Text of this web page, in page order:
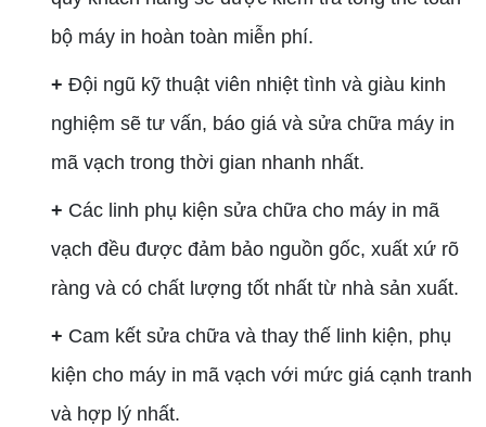
bộ máy in hoàn toàn miễn phí.
+ Đội ngũ kỹ thuật viên nhiệt tình và giàu kinh
nghiệm sẽ tư vấn, báo giá và sửa chữa máy in
mã vạch trong thời gian nhanh nhất.
+ Các linh phụ kiện sửa chữa cho máy in mã
vạch đều được đảm bảo nguồn gốc, xuất xứ rõ
ràng và có chất lượng tốt nhất từ nhà sản xuất.
+ Cam kết sửa chữa và thay thế linh kiện, phụ
kiện cho máy in mã vạch với mức giá cạnh tranh
và hợp lý nhất.